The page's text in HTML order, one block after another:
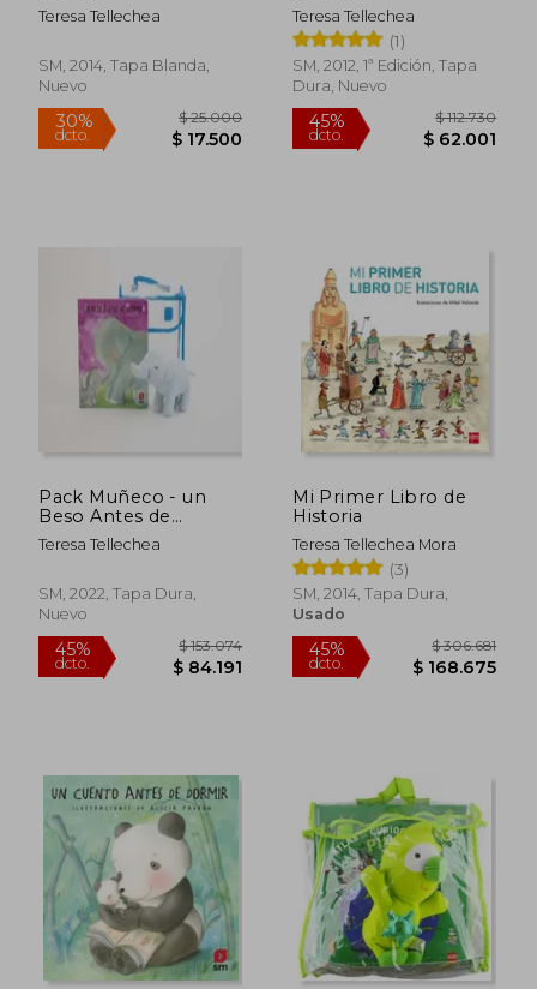
Teresa Tellechea
SM, 2014, Tapa Blanda,
Nuevo
Teresa Tellechea
(1)
SM, 2012, 1ª Edición, Tapa
Dura, Nuevo
45%
dcto. $
Pack Muñeco - un
Beso Antes de
Dormir
Teresa Tellechea
SM, 2022, Tapa Dura,
Nuevo
45%
dcto.
$ 153.074
$ 84.191
Mi Primer Libro de
Historia
Teresa Tellechea Mora
(3)
SM, 2014, Tapa Dura,
Usado
45%
dcto. $